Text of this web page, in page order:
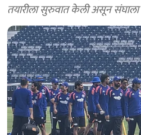
तयारीला सुरुवात केली असून संघाला